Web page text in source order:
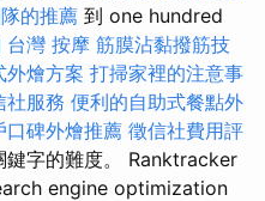
的推薦 到 one hundred
台灣 按摩 筋膜沾黏撥筋技
外燴方案 打掃家裡的注意事
社服務 便利的自助式餐點外
口碑外燴推薦 徵信社費用評
鍵字的難度。 Ranktracker
engine optimization